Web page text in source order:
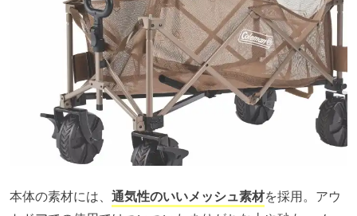
本体の素材には、 通気性のいいメッシュ素材を採用。アウ